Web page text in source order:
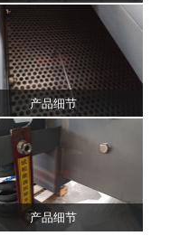
产品细节
产品细节